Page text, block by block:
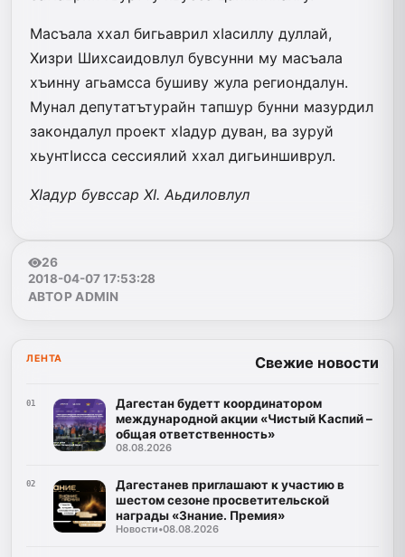
Масъала ххал бигьаврил хIа­силлу дуллай,
Хизри Шихсаидовлул бувсунни му масъала
хъинну агьамсса бушиву жула региондалун.
Мунал депутатътурайн тапшур бунни мазурдил
закондалул проект хIадур дуван, ва зуруй
хьунтIисса сессиялий ххал дигьиншиврул.
ХIадур бувссар ХI. Аьдиловлул
26
2018-04-07 17:53:28
АВТОР ADMIN
ЛЕНТА Свежие новости
01
Дагестан будетт координатором
международной акции «Чистый Каспий –
общая ответственность»
08.08.2026
02
Дагестанев приглашают к участию в
шестом сезоне просветительской
награды «Знание. Премия»
Новости•08.08.2026